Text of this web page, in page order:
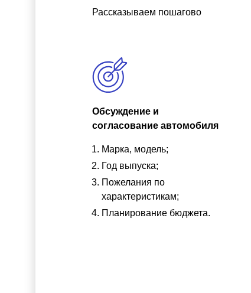
Рассказываем пошагово
Обсуждение и
согласование автомобиля
Марка, модель;
Год выпуска;
Пожелания по
характеристикам;
Планирование бюджета.